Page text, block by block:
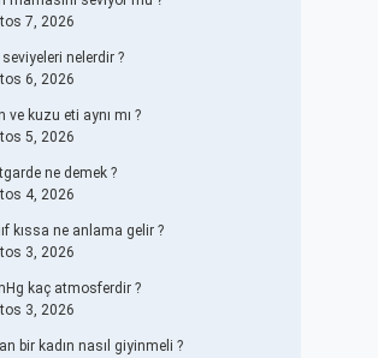
7, 2026
nelerdir ?
6, 2026
ve kuzu eti aynı mı ?
5, 2026
ne demek ?
4, 2026
kıssa ne anlama gelir ?
3, 2026
kaç atmosferdir ?
3, 2026
bir kadın nasıl giyinmeli ?